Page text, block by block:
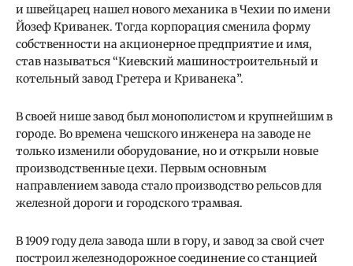
и швейцарец нашел нового механика в Чехии по имени
Йозеф Криванек. Тогда корпорация сменила форму
собственности на акционерное предприятие и имя,
став называться “Киевский машиностроительный и
котельный завод Гретера и Криванека”.
В своей нише завод был монополистом и крупнейшим в
городе. Во времена чешского инженера на заводе не
только изменили оборудование, но и открыли новые
производственные цехи. Первым основным
направлением завода стало производство рельсов для
железной дороги и городского трамвая.
В 1909 году дела завода шли в гору, и завод за свой счет
построил железнодорожное соединение со станцией